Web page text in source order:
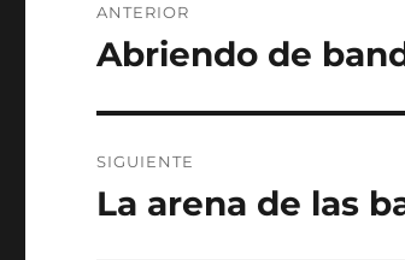
de
ANTERIOR
Entrada
Abriendo de
SIGUIENTE
Entrada
La arena de las